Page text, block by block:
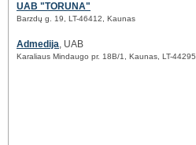
UAB "TORUNA"
Barzdų g. 19, LT-46412, Kaunas
Admedija, UAB
Karaliaus Mindaugo pr. 18B/1, Kaunas, LT-44295